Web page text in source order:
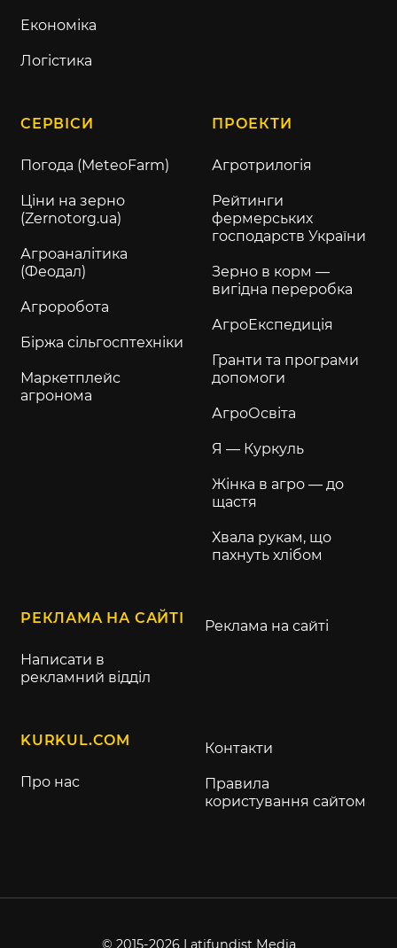
Економіка
Логістика
СЕРВІСИ
Погода (MeteoFarm)
Ціни на зерно
(Zernotorg.ua)
Агроаналітика
(Феодал)
Агроробота
Біржа сільгосптехніки
Маркетплейс
агронома
ПРОЕКТИ
Агротрилогія
Рейтинги
фермерських
господарств України
Зерно в корм —
вигідна переробка
АгроЕкспедиція
Гранти та програми
допомоги
АгроОсвіта
Я — Куркуль
Жінка в агро — до
щастя
Хвала рукам, що
пахнуть хлібом
РЕКЛАМА НА САЙТІ
Написати в
рекламний відділ
Реклама на сайті
KURKUL.COM
Про нас
Контакти
Правила
користування сайтом
© 2015-2026 Latifundist Media